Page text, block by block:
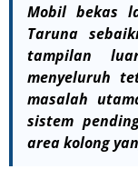
Mobil bekas
Taruna
tampilan
menyeluruh
masalah
sistem
area kolong